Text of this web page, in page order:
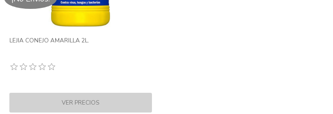
LEJIA CONEJO AMARILLA 2L.